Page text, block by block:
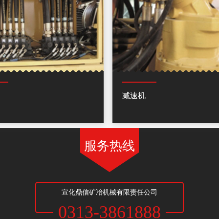
减速机
服务热线
宣化鼎信矿冶机械有限责任公司
0313-3861888